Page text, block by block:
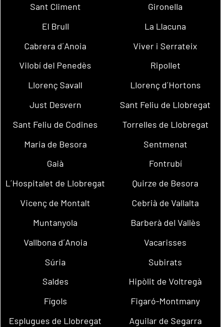
Sant Climent
Gironella
El Brull
La Llacuna
Cabrera d´Anoia
Viver i Serrateix
Vilobí del Penedès
Ripollet
Llorenç Savall
Llorenç d´Hortons
Just Desvern
Sant Feliu de Llobregat
Sant Feliu de Codines
Torrelles de Llobregat
Maria de Besora
Sentmenat
Gaià
Fontrubí
L´Hospitalet de Llobregat
Quirze de Besora
Vicenç de Montalt
Cebrià de Vallalta
Muntanyola
Barberà del Vallès
Vallbona d´Anoia
Vacarisses
Súria
Subirats
Saldes
Hipòlit de Voltregà
Fígols
Figaró-Montmany
Esplugues de Llobregat
Aguilar de Segarra